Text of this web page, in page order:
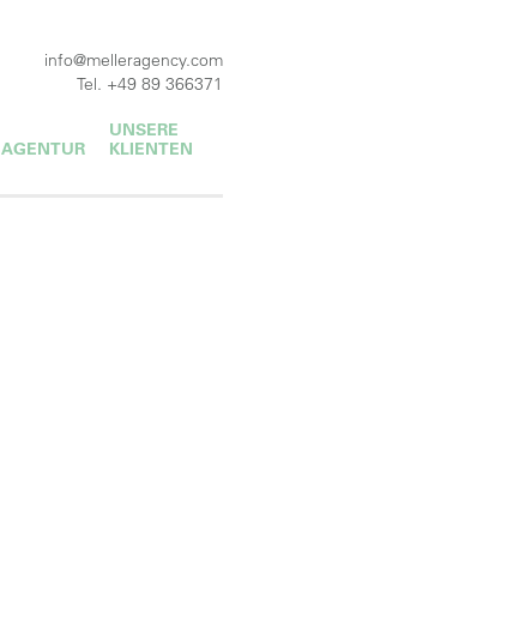
info@melleragency.com
Tel. +49 89 366371
AGENTUR
UNSERE
KLIENTEN